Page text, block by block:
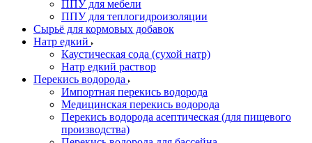
ППУ для мебели
ППУ для теплогидроизоляции
Сырьё для кормовых добавок
Натр едкий
Каустическая сода (сухой натр)
Натр едкий раствор
Перекись водорода
Импортная перекись водорода
Медицинская перекись водорода
Перекись водорода асептическая (для пищевого
производства)